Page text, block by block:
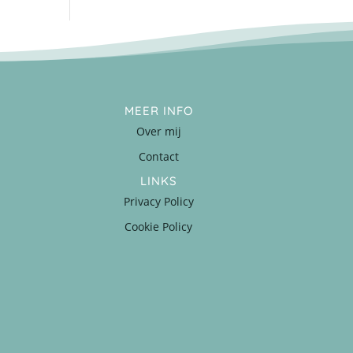
MEER INFO
Over mij
Contact
LINKS
Privacy Policy
Cookie Policy